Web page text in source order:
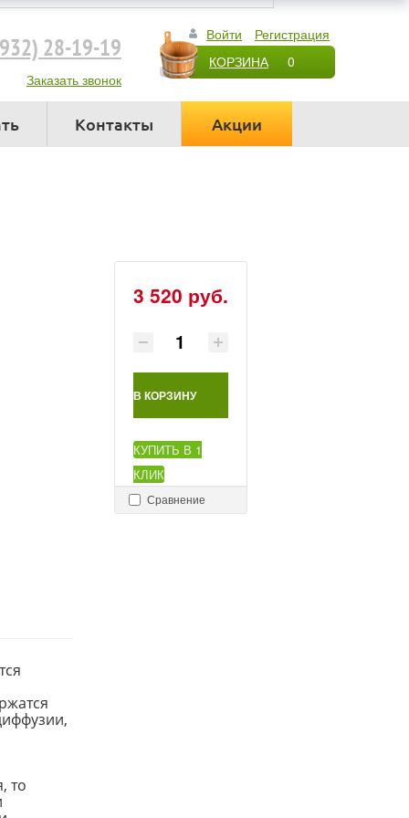
28-19-19
Заказать звонок
Войти
Регистрация
КОРЗИНА
0
Контакты Акции
3 520 руб.
В КОРЗИНУ
КУПИТЬ В 1
КЛИК
Сравнение
то